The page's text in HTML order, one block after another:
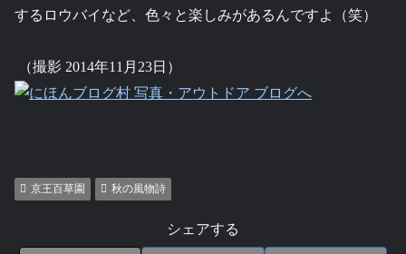
するロウバイなど、色々と楽しみがあるんですよ（笑）
（撮影 2014年11月23日）
京王百草園 秋の風物詩
シェアする